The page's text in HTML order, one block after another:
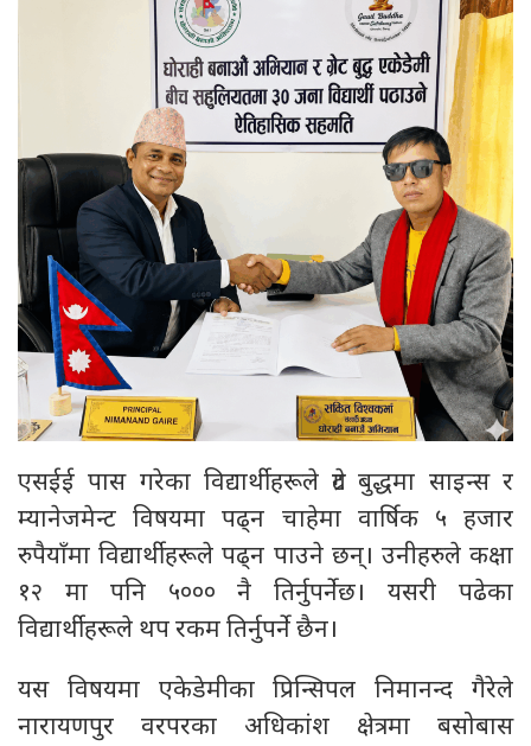
एसईई पास गरेका विद्यार्थीहरूले ग्रेट बुद्धमा साइन्स र
म्यानेजमेन्ट विषयमा पढ्न चाहेमा वार्षिक ५ हजार
रुपैयाँमा विद्यार्थीहरूले पढ्न पाउने छन्। उनीहरुले कक्षा
१२ मा पनि ५००० नै तिर्नुपर्नेछ। यसरी पढेका
विद्यार्थीहरूले थप रकम तिर्नुपर्ने छैन।
यस विषयमा एकेडेमीका प्रिन्सिपल निमानन्द गैरेले
नारायणपुर वरपरका अधिकांश क्षेत्रमा बसोबास